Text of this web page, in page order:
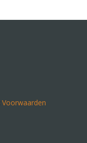
Voorwaarden